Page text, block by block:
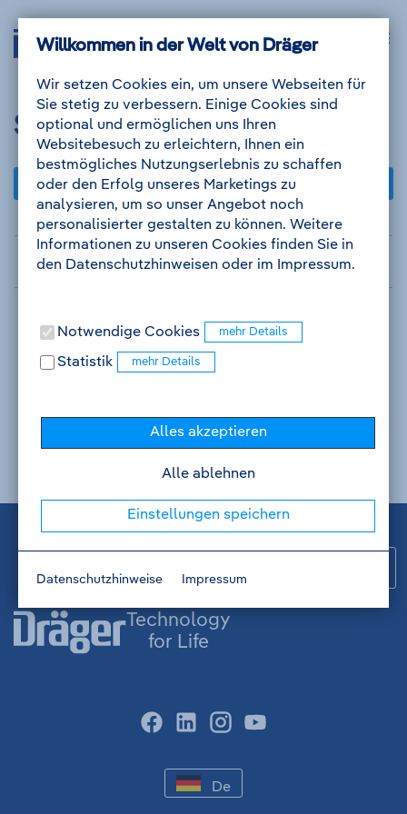
Zum
Inhalt
Anmelden
Zur
Navigation
Drägerwerk
AG
KGaA
-
Startseite
Willkommen in der Welt von Dräger
Wir setzen Cookies ein, um unsere Webseiten für
Sie stetig zu verbessern. Einige Cookies sind
optional und ermöglichen uns Ihren
Websitebesuch zu erleichtern, Ihnen ein
bestmögliches Nutzungserlebnis zu schaffen
oder den Erfolg unseres Marketings zu
analysieren, um so unser Angebot noch
personalisierter gestalten zu können. Weitere
Informationen zu unseren Cookies finden Sie in
den Datenschutzhinweisen oder im Impressum.
Notwendige Cookies
Statistik
Alles akzeptieren
Alle ablehnen
Einstellungen speichern
Datenschutzhinweise Impressum
Suchergebnis
Favoriten Job Abo erstellen
Zum
Suchergebnis
Suchkriterien
Fußzeile
Technology
for Life
facebook
linkedininstagram
De
-
DEUTSCH